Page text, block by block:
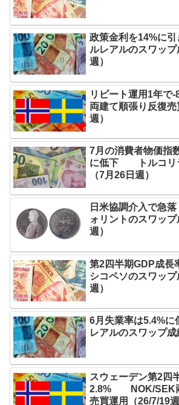
政策金利を14%
ルレアルのスワップ
週）
リピート運用1年
両建て順張り反復
週）
7月の消費者物価指
に低下 トルコリ
（7月26日週）
日米協調介入で
ォリントのスワッ
週）
第2四半期GDP成
シコペソのスワップ
週）
6月失業率は5.4%
レアルのスワップ成
スウェーデン第2四
2.8% NOK/SEK
売買運用（26/7/19週